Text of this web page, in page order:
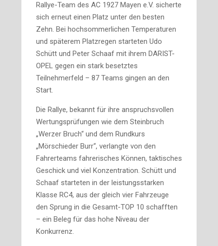
Rallye-Team des AC 1927 Mayen e.V. sicherte
sich erneut einen Platz unter den besten
Zehn. Bei hochsommerlichen Temperaturen
und späterem Platzregen starteten Udo
Schütt und Peter Schaaf mit ihrem DARIST-
OPEL gegen ein stark besetztes
Teilnehmerfeld – 87 Teams gingen an den
Start.
Die Rallye, bekannt für ihre anspruchsvollen
Wertungsprüfungen wie dem Steinbruch
„Werzer Bruch“ und dem Rundkurs
„Mörschieder Burr“, verlangte von den
Fahrerteams fahrerisches Können, taktisches
Geschick und viel Konzentration. Schütt und
Schaaf starteten in der leistungsstarken
Klasse RC4, aus der gleich vier Fahrzeuge
den Sprung in die Gesamt-TOP 10 schafften
– ein Beleg für das hohe Niveau der
Konkurrenz.